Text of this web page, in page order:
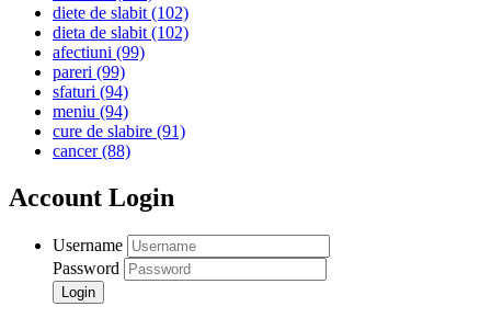
diete de slabit(102)
dieta de slabit(102)
afectiuni (99)
pareri (99)
sfaturi (94)
meniu (94)
cure de slabire (91)
cancer(88)
Account Login
Username
Password